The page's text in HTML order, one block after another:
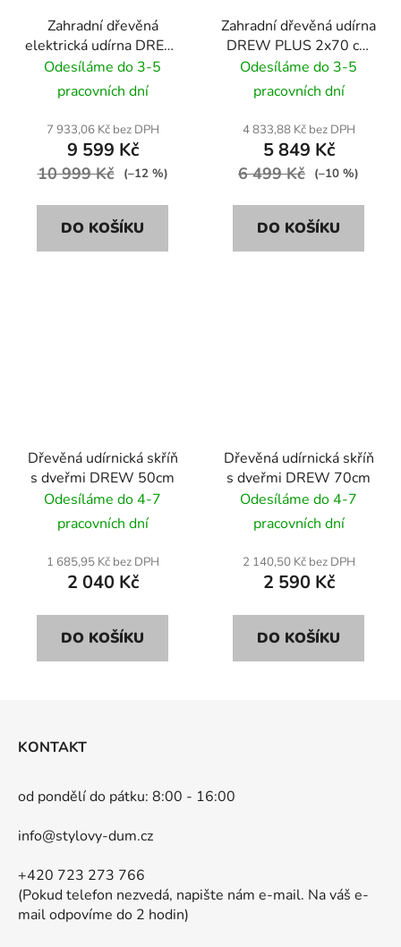
Zahradní dřevěná
elektrická udírna DREW
A100 60 cm
Odesíláme do 3-5
pracovních dní
7 933,06 Kč bez DPH
9 599 Kč
10 999 Kč (–12 %)
DO KOŠÍKU
Zahradní dřevěná udírna
DREW PLUS 2x70 cm
+ topeniště 30x30x35
cm
Odesíláme do 3-5
pracovních dní
4 833,88 Kč bez DPH
5 849 Kč
6 499 Kč (–10 %)
DO KOŠÍKU
Dřevěná udírnická skříň
s dveřmi DREW 50cm
Odesíláme do 4-7
pracovních dní
1 685,95 Kč bez DPH
2 040 Kč
DO KOŠÍKU
Dřevěná udírnická skříň
s dveřmi DREW 70cm
Odesíláme do 4-7
pracovních dní
2 140,50 Kč bez DPH
2 590 Kč
DO KOŠÍKU
KONTAKT
od pondělí do pátku: 8:00 - 16:00
info@stylovy-dum.cz
+420 723 273 766
(Pokud telefon nezvedá, napište nám e-mail. Na váš e-
mail odpovíme do 2 hodin)